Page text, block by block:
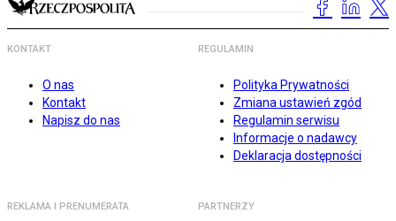
KONTAKT
O nas
Kontakt
Napisz do nas
REGULAMIN
Polityka Prywatności
Zmiana ustawień zgód
Regulamin serwisu
Informacje o nadawcy
Deklaracja dostępności
REKLAMA I PRENUMERATA PARTNERZY